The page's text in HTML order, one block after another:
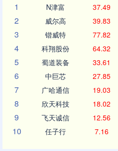
1
N津富 37.49
2 威尔高 39.83
3 锴威特 77.82
4 科翔股份 64.32
5 蜀道装备 33.61
6 中巨芯 27.85
7 广哈通信 19.03
8 欣天科技 18.02
9 飞天诚信 12.56
10 任子行 7.16